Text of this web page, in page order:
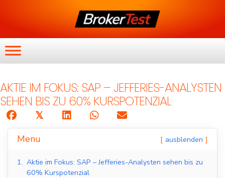
AKTIE IM FOKUS: SAP – JEFFERIES-ANALYSTEN
SEHEN BIS ZU 60% KURSPOTENZIAL
𝕏
Menu ausblenden
1. Aktie im Fokus: SAP – Jefferies-Analysten sehen bis zu
60% Kurspotenzial